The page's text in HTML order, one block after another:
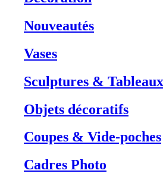
Nouveautés
Vases
Sculptures & Tableaux
Objets décoratifs
Coupes & Vide-poches
Cadres Photo